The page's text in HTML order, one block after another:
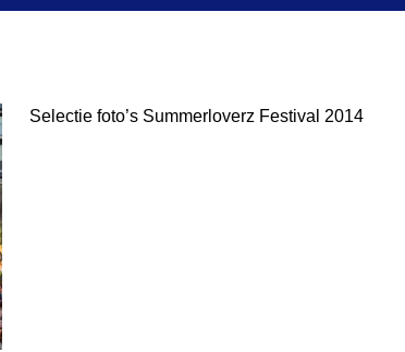
Selectie foto’s Summerloverz Festival 2014